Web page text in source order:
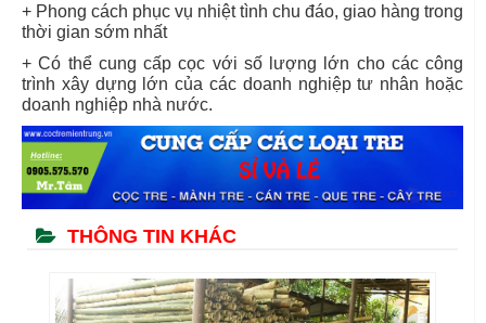
+ Phong cách phục vụ nhiệt tình chu đáo, giao hàng trong
thời gian sớm nhất
+ Có thể cung cấp cọc với số lượng lớn cho các công
trình xây dựng lớn của các doanh nghiệp tư nhân hoặc
doanh nghiệp nhà nước.
THÔNG TIN KHÁC